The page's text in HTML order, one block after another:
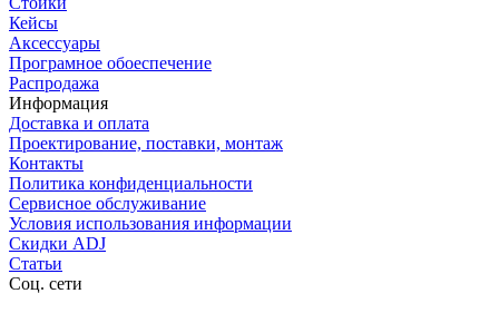
Кейсы
Аксессуары
Програмное обоеспечение
Распродажа
Информация
Доставка и оплата
Проектирование, поставки, монтаж
Контакты
Политика конфиденциальности
Сервисное обслуживание
Условия использования информации
Скидки ADJ
Статьи
Соц. сети